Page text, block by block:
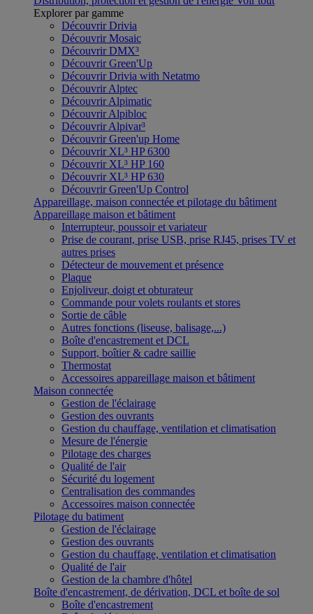
Explorer par gamme
Découvrir Drivia
Découvrir Mosaic
Découvrir DMX³
Découvrir Green'Up
Découvrir Drivia with Netatmo
Découvrir Alptec
Découvrir Alpimatic
Découvrir Alpibloc
Découvrir Alpivar³
Découvrir Green'up Home
Découvrir XL³ HP 6300
Découvrir XL³ HP 160
Découvrir XL³ HP 630
Découvrir Green'Up Control
Appareillage, maison connectée et pilotage du bâtiment
Appareillage maison et bâtiment
Interrupteur, poussoir et variateur
Prise de courant, prise USB, prise RJ45, prises TV et
autres prises
Détecteur de mouvement et présence
Plaque
Enjoliveur, doigt et obturateur
Commande pour volets roulants et stores
Sortie de câble
Autres fonctions (liseuse, balisage,...)
Boîte d'encastrement et DCL
Support, boîtier & cadre saillie
Thermostat
Accessoires appareillage maison et bâtiment
Maison connectée
Gestion de l'éclairage
Gestion des ouvrants
Gestion du chauffage, ventilation et climatisation
Mesure de l'énergie
Pilotage des charges
Qualité de l'air
Sécurité du logement
Centralisation des commandes
Accessoires maison connectée
Pilotage du batiment
Gestion de l'éclairage
Gestion des ouvrants
Gestion du chauffage, ventilation et climatisation
Qualité de l'air
Gestion de la chambre d'hôtel
Boîte d'encastrement, de dérivation, DCL et boîte de sol
Boîte d'encastrement